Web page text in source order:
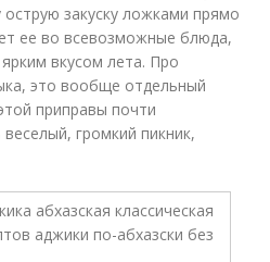
закуску ложками прямо
ее во всевозможные блюда,
вкусом лета. Про
это вообще отдельный
приправы почти
громкий пикник,